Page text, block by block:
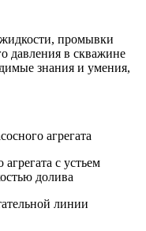
промывки
давления в скважине
знания и умения,
агрегата
с устьем
долива
линии